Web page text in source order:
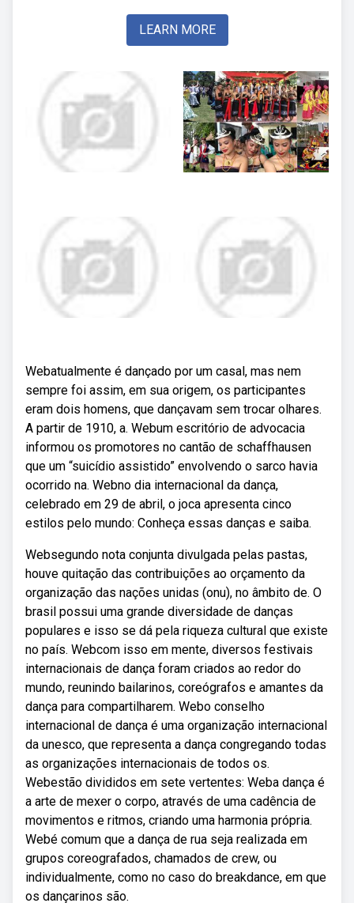
LEARN MORE
Webatualmente é dançado por um casal, mas nem
sempre foi assim, em sua origem, os participantes
eram dois homens, que dançavam sem trocar olhares.
A partir de 1910, a. Webum escritório de advocacia
informou os promotores no cantão de schaffhausen
que um “suicídio assistido” envolvendo o sarco havia
ocorrido na. Webno dia internacional da dança,
celebrado em 29 de abril, o joca apresenta cinco
estilos pelo mundo: Conheça essas danças e saiba.
Websegundo nota conjunta divulgada pelas pastas,
houve quitação das contribuições ao orçamento da
organização das nações unidas (onu), no âmbito de. O
brasil possui uma grande diversidade de danças
populares e isso se dá pela riqueza cultural que existe
no país. Webcom isso em mente, diversos festivais
internacionais de dança foram criados ao redor do
mundo, reunindo bailarinos, coreógrafos e amantes da
dança para compartilharem. Webo conselho
internacional de dança é uma organização internacional
da unesco, que representa a dança congregando todas
as organizações internacionais de todos os.
Webestão divididos em sete vertentes: Weba dança é
a arte de mexer o corpo, através de uma cadência de
movimentos e ritmos, criando uma harmonia própria.
Webé comum que a dança de rua seja realizada em
grupos coreografados, chamados de crew, ou
individualmente, como no caso do breakdance, em que
os dançarinos são.